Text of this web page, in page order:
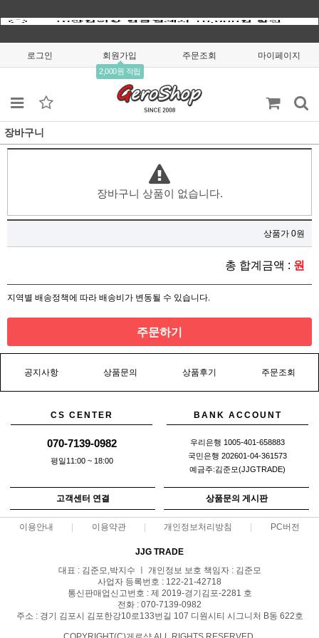
로그인 회원가입
2,000원 적립
주문조회 마이페이지
장바구니
장바구니 상품이 없습니다.
상품가 0원
총 합계금액 : 원
지역별 배송정책에 따라 배송비가 변동될 수 있습니다.
주문하기
공지사항 상품문의 상품후기 주문조회
CS CENTER
070-7139-0982
평일11:00 ~ 18:00
BANK ACCOUNT
우리은행 1005-401-658883
국민은행 202601-04-361573
예금주:김준모(JJGTRADE)
고객센터 연결 상품문의 게시판
이용안내 이용약관 개인정보처리방침 PC버전
JJG TRADE
대표 : 김준모,박지수 ㅣ 개인정보 보호 책임자 : 김준모
사업자 등록번호 : 122-21-42718
통신판매업신고번호 : 제 2019-경기김포-2281 호
전화 : 070-7139-0982
주소 : 경기 김포시 김포한강10로133번길 107 디원시티 시그니처 B동 622호